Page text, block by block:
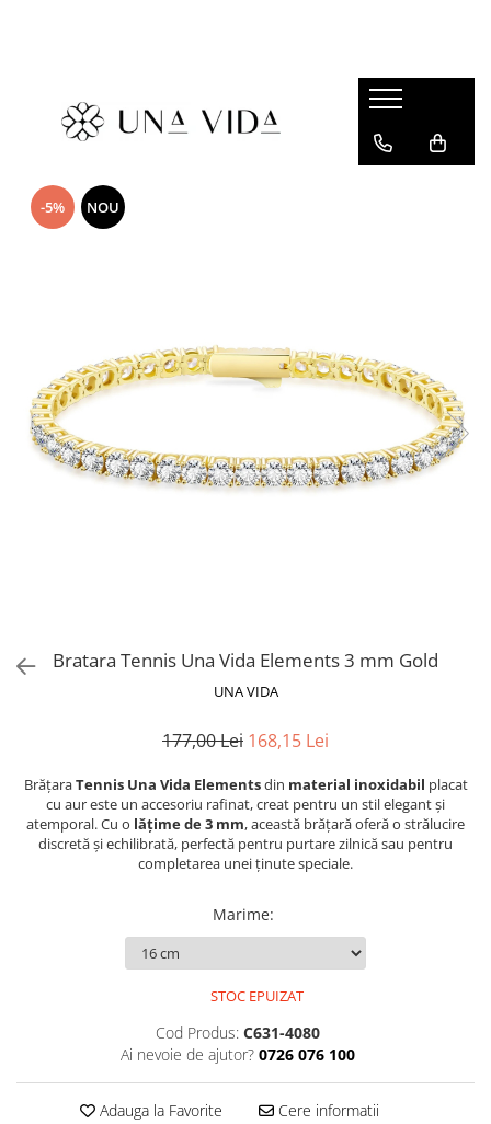
Cadouri pentru EA
CADOURI sub 150 lei - EA
CADOURI sub 150 lei - EL
-5% NOU
Bratara Tennis Una Vida Elements 3 mm Gold
UNA VIDA
177,00 Lei 168,15 Lei
BrățaraTennis Una Vida Elementsdin material inoxidabil placat
cu aur este un accesoriu rafinat, creat pentru un stil elegant și
atemporal. Cu o lățime de 3 mm, această brățară oferă o strălucire
discretă și echilibrată, perfectă pentru purtare zilnică sau pentru
completarea unei ținute speciale.
Marime:
STOC EPUIZAT
Cod Produs: C631-4080
Ai nevoie de ajutor? 0726 076 100
Adauga la Favorite Cere informatii